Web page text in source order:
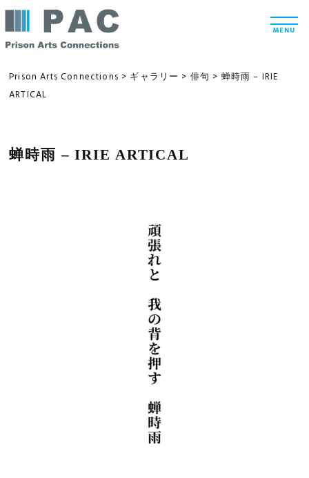
コ
ン
テ
ン
ツ
キ
t
o
MENU
Prison Arts Connections > ギャラリー > 俳句 > 蝉時雨 – IRIE
ARTICAL
蝉時雨 – IRIE ARTICAL